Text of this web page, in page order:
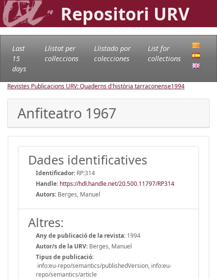
Repositori URV
Last
15
days
Llistat per
col·leccions
Llistado por
colecciones
List for
collections
Revistes Publicacions URV: Quaderns d'història tarraconense1994
Anfiteatro 1967
Dades identificatives
Identificador: RP:314
Handle: https://hdl.handle.net/20.500.11797/RP314
Autors: Berges, Manuel
Altres:
Any de publicació de la revista: 1994
Autor/s de la URV: Berges, Manuel
Tipus de publicació:
info:eu-repo/semantics/publishedVersion, info:eu-
repo/semantics/article